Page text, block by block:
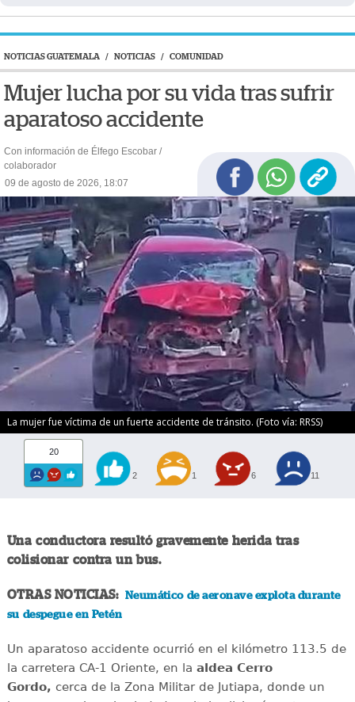
NOTICIAS GUATEMALA / NOTICIAS / COMUNIDAD
Mujer lucha por su vida tras sufrir
aparatoso accidente
Con información de Élfego Escobar /
colaborador
09 de agosto de 2026, 18:07
La mujer fue víctima de un fuerte accidente de tránsito. (Foto vía: RRSS)
20
2 1 6 11
Una conductora resultó gravemente herida tras
colisionar contra un bus.
OTRAS NOTICIAS: Neumático de aeronave explota durante
su despegue en Petén
Un aparatoso accidente ocurrió en el kilómetro 113.5 de
la carretera CA-1 Oriente, en la aldea Cerro
Gordo, cerca de la Zona Militar de Jutiapa, donde un